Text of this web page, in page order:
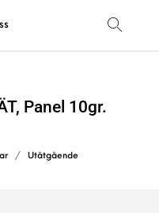
Panel 10gr.
/ Utåtgående